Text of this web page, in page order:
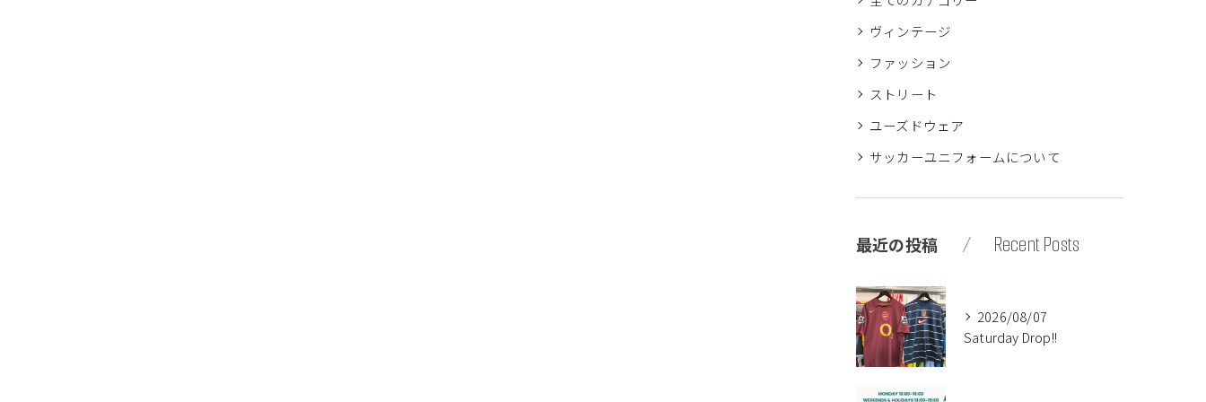
ヴィンテージ
ファッション
ストリート
ユーズドウェア
サッカーユニフォームについて
最近の投稿 Recent Posts
2026/08/07
Saturday Drop!!